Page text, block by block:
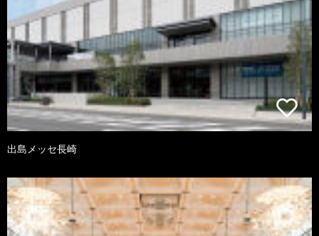
出島メッセ長崎